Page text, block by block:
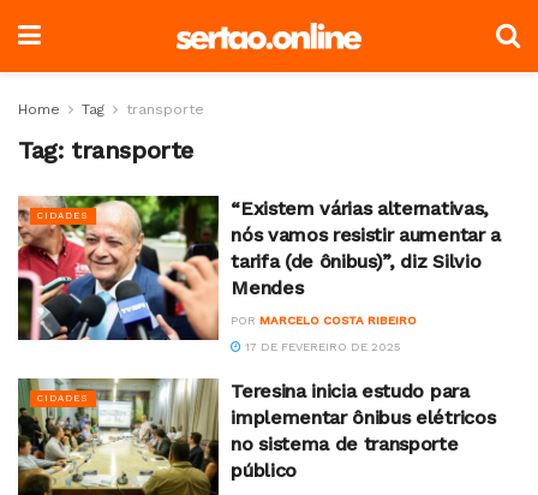
Home Tag transporte
Tag: transporte
CIDADES
“Existem várias alternativas,
nós vamos resistir aumentar a
tarifa (de ônibus)”, diz Silvio
Mendes
POR MARCELO COSTA RIBEIRO
17 DE FEVEREIRO DE 2025
CIDADES
Teresina inicia estudo para
implementar ônibus elétricos
no sistema de transporte
público